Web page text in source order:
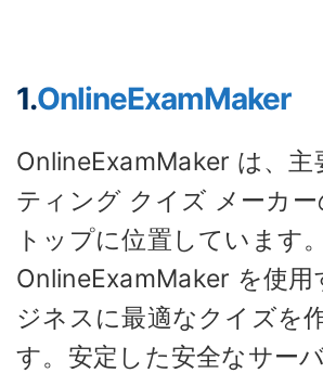
1.OnlineExamMaker
OnlineExamMaker は、主
ティング クイズ メーカ
トップに位置しています。
OnlineExamMaker を使用
ジネスに最適なクイズを
す。安定した安全なサー